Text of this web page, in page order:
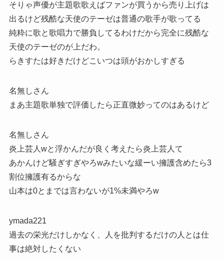
そりゃ声優が主題歌歌えばファンが買うから売り上げは
出るけど残酷な天使のテーゼは普通の歌手が歌ってる
純粋に歌と歌唱力で勝負してるわけだから完全に残酷な
天使のテーゼのが上だわ。
らきすたは好きだけどこいつは頭がおかしすぎる
名無しさん
まあ主題歌単独で評価したら正直微妙ってのはあるけど
名無しさん
炎上芸人wと浮かんだが良く考えたら炎上芸人て
あかんけど騒ぎすぎやろwみたいな緩ーい擁護含めたら3
割位擁護有るからな
山本は0とまでは言わないが1%未満やろw
ymada221
過去の栄光だけしかなく、人を批判するだけの人とは仕
事は絶対したくない